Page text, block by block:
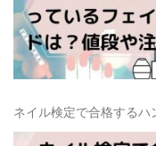
ネイル検定で合格するハ